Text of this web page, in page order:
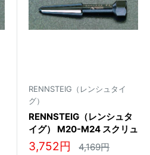
RENNSTEIG（レンシュタイ
グ）
RENNSTEIG（レンシュタ
イグ） M20-M24 スクリュ
ーエキストラクター 471
販
3,752円 通
4,169円